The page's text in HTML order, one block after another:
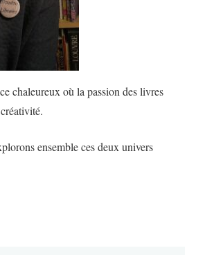
chaleureux où la passion des livres
ensemble ces deux univers